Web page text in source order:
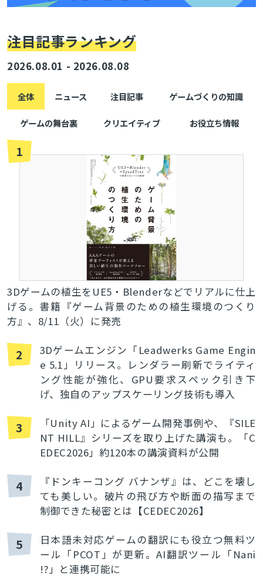
注目記事ランキング
2026.08.01 - 2026.08.08
全体 ニュース 注目記事 ゲームづくりの知識
ゲームの舞台裏 クリエイティブ お役立ち情報
1
3Dゲームの植生をUE5・Blenderなどでリアルに仕上
げる。書籍『ゲーム背景のための植生環境のつくり
方』、8/11（火）に発売
2
3Dゲームエンジン「Leadwerks Game Engin
e 5.1」リリース。レンダラー刷新でライティ
ング性能が強化、GPU要求スペック引き下
げ、独自のアップスケーリング技術も導入
3
「Unity AI」によるゲーム開発事例や、『SILE
NT HILL』シリーズを取り上げた講演も。「C
EDEC2026」約120本の講演資料が公開
4
『ドンキーコング バナンザ』は、どこを壊し
ても美しい。破片の飛び方や断面の描写まで
制御できた秘密とは【CEDEC2026】
5
日本語未対応ゲームの翻訳にも役立つ無料ツ
ール「PCOT」が更新。AI翻訳ツール「Nani
!?」と連携可能に